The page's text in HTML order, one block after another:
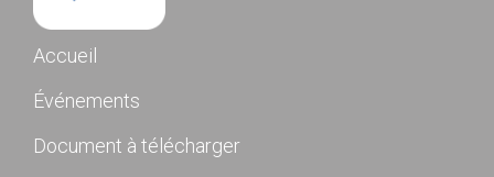
Accueil
Événements
Document à télécharger